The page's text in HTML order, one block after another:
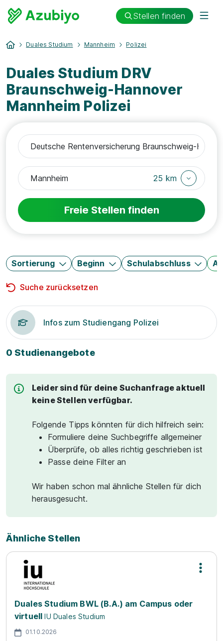
Stellen finden
Duales Studium Mannheim Polizei
Duales Studium DRV
Braunschweig-Hannover
Mannheim Polizei
25 km
Freie Stellen finden
Sortierung Beginn Schulabschluss
Suche zurücksetzen
Infos zum Studiengang Polizei
0 Studienangebote
Leider sind für deine Suchanfrage aktuell
keine Stellen verfügbar.
Folgende Tipps könnten für dich hilfreich sein:
Formuliere deine Suchbegriffe allgemeiner
Überprüfe, ob alles richtig geschrieben ist
Passe deine Filter an
Wir haben schon mal ähnliche Stellen für dich
herausgesucht.
Ähnliche Stellen
Duales Studium BWL (B.A.) am Campus oder
virtuell IU Duales Studium
01.10.2026